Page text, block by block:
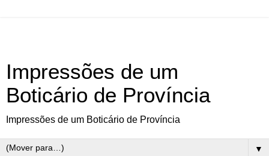
Impressões de um
Boticário de Província
Impressões de um Boticário de Província
▼